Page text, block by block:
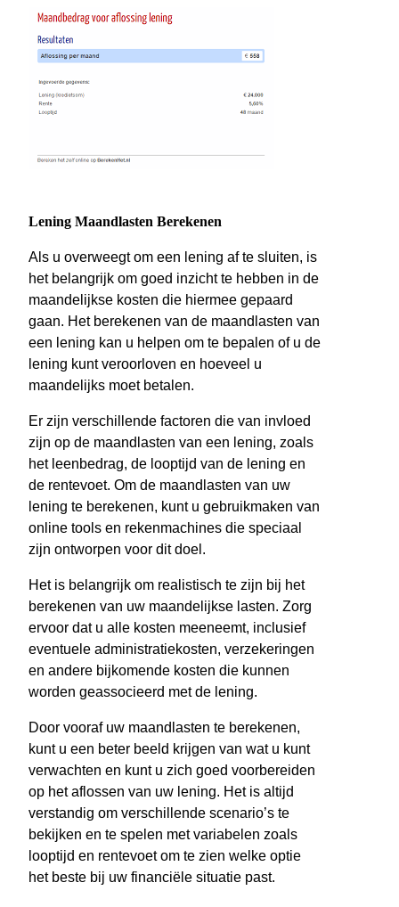
Lening Maandlasten Berekenen
Als u overweegt om een lening af te sluiten, is
het belangrijk om goed inzicht te hebben in de
maandelijkse kosten die hiermee gepaard
gaan. Het berekenen van de maandlasten van
een lening kan u helpen om te bepalen of u de
lening kunt veroorloven en hoeveel u
maandelijks moet betalen.
Er zijn verschillende factoren die van invloed
zijn op de maandlasten van een lening, zoals
het leenbedrag, de looptijd van de lening en
de rentevoet. Om de maandlasten van uw
lening te berekenen, kunt u gebruikmaken van
online tools en rekenmachines die speciaal
zijn ontworpen voor dit doel.
Het is belangrijk om realistisch te zijn bij het
berekenen van uw maandelijkse lasten. Zorg
ervoor dat u alle kosten meeneemt, inclusief
eventuele administratiekosten, verzekeringen
en andere bijkomende kosten die kunnen
worden geassocieerd met de lening.
Door vooraf uw maandlasten te berekenen,
kunt u een beter beeld krijgen van wat u kunt
verwachten en kunt u zich goed voorbereiden
op het aflossen van uw lening. Het is altijd
verstandig om verschillende scenario’s te
bekijken en te spelen met variabelen zoals
looptijd en rentevoet om te zien welke optie
het beste bij uw financiële situatie past.